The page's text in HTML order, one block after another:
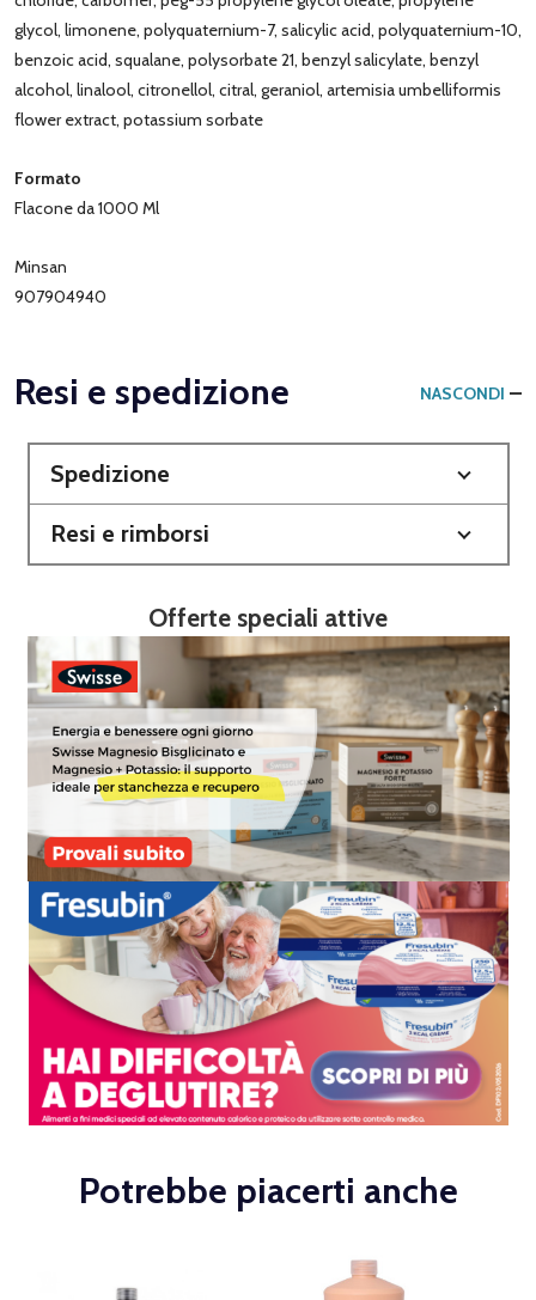
glycol, limonene, polyquaternium-7, salicylic acid, polyquaternium-10,
benzoic acid, squalane, polysorbate 21, benzyl salicylate, benzyl
alcohol, linalool, citronellol, citral, geraniol, artemisia umbelliformis
flower extract, potassium sorbate
Formato
Flacone da 1000 Ml
Minsan
907904940
Resi e spedizione NASCONDI
Spedizione
Resi e rimborsi
Offerte speciali attive
Potrebbe piacerti anche